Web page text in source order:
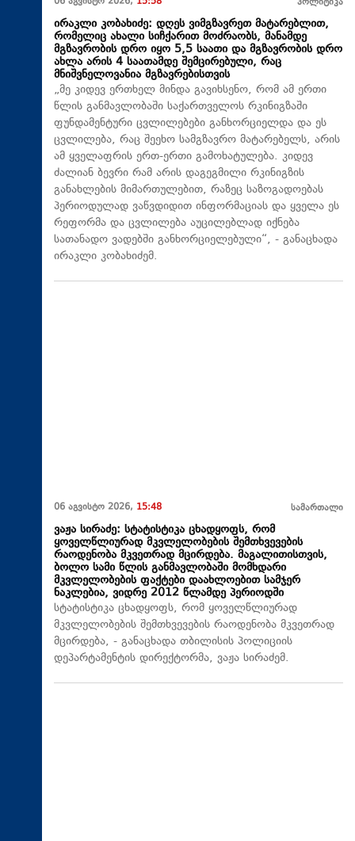
პოლიტიკა
ირაკლი კობახიძე: დღეს ვიმგზავრეთ მატარებლით,
რომელიც ახალი სიჩქარით მოძრაობს, მანამდე
მგზავრობის დრო იყო 5,5 საათი და მგზავრობის დრო
ახლა არის 4 საათამდე შემცირებული, რაც
მნიშვნელოვანია მგზავრებისთვის
„მე კიდევ ერთხელ მინდა გავიხსენო, რომ ამ ერთი
წლის განმავლობაში საქართველოს რკინიგზაში
ფუნდამენტური ცვლილებები განხორციელდა და ეს
ცვლილება, რაც შეეხო სამგზავრო მატარებელს, არის
ამ ყველაფრის ერთ-ერთი გამოხატულება. კიდევ
ძალიან ბევრი რამ არის დაგეგმილი რკინიგზის
განახლების მიმართულებით, რაზეც საზოგადოებას
პერიოდულად ვაწვდიდით ინფორმაციას და ყველა ეს
რეფორმა და ცვლილება აუცილებლად იქნება
სათანადო ვადებში განხორციელებული“, - განაცხადა
ირაკლი კობახიძემ.
06 აგვისტო 2026, 15:48 სამართალი
ვაჟა სირაძე: სტატისტიკა ცხადყოფს, რომ
ყოველწლიურად მკვლელობების შემთხვევების
რაოდენობა მკვეთრად მცირდება. მაგალითისთვის,
ბოლო სამი წლის განმავლობაში მომხდარი
მკვლელობების ფაქტები დაახლოებით სამჯერ
ნაკლებია, ვიდრე 2012 წლამდე პერიოდში
სტატისტიკა ცხადყოფს, რომ ყოველწლიურად
მკვლელობების შემთხვევების რაოდენობა მკვეთრად
მცირდება, - განაცხადა თბილისის პოლიციის
დეპარტამენტის დირექტორმა, ვაჟა სირაძემ.